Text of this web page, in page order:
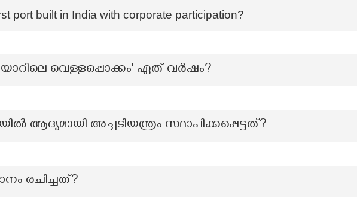
port built in India with corporate participation?
വെള്ളപ്പൊക്കം' ഏത് വർഷം?
ആദ്യമായി അച്ചടിയന്ത്രം സ്ഥാപിക്കപ്പെട്ടത്?
രചിച്ചത്?